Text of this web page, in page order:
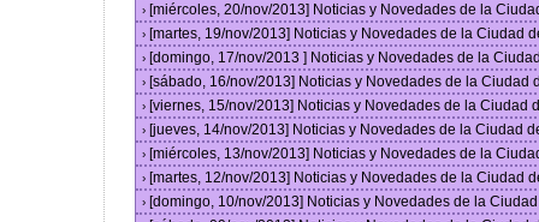
› [miércoles, 20/nov/2013] Noticias y Novedades de la
› [martes, 19/nov/2013] Noticias y Novedades de la Ciudad
› [domingo, 17/nov/2013 ] Noticias y Novedades de la
› [sábado, 16/nov/2013] Noticias y Novedades de la Ciudad
› [viernes, 15/nov/2013] Noticias y Novedades de la Ciudad
› [jueves, 14/nov/2013] Noticias y Novedades de la Ciudad
› [miércoles, 13/nov/2013] Noticias y Novedades de la
› [martes, 12/nov/2013] Noticias y Novedades de la Ciudad
› [domingo, 10/nov/2013] Noticias y Novedades de la